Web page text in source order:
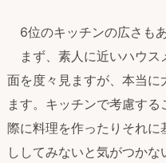
6位のキッチンの広さもあ
まず、素人に近いハウス
面を度々見ますが、本当に
ます。キッチンで考慮す
際に料理を作ったりそれに
ししてみないと気がつかな